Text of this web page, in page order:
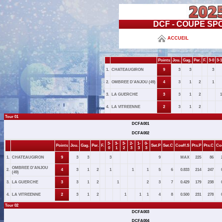
DCF - COUPE
ACCUEIL
Points Jou. Gag. Per. F. 3-0 3-1
1. CHATEAUGIRON 9 3 3 3
2. OMBREE D'ANJOU (49) 4 3 1 2 1
3. LA GUERCHE 3 3 1 2 1
4. LA VITREENNE 2 3 1 2
Tour 01
DCFA001
DCFA002
Points Jou. Gag. Per. F.
3-
0
3-
1
3-
2
2-
3
1-
3
0-
3
Set.P Set.C Coeff.S Pts.P Pts.C
1. CHATEAUGIRON 9 3 3 3 9 MAX 225 86
2. OMBREE D'ANJOU
(49)
4 3 1 2 1 1 1 5 6 0.833 214 247
3. LA GUERCHE 3 3 1 2 1 2 3 7 0.429 179 238
4. LA VITREENNE 2 3 1 2 1 1 1 4 8 0.500 231 278
Tour 02
DCFA003
DCFA004